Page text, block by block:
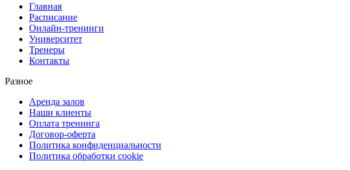
Главная
Расписание
Онлайн-тренинги
Университет
Тренеры
Контакты
Разное
Аренда залов
Наши клиенты
Оплата тренинга
Договор-оферта
Политика конфиденциальности
Политика обработки cookie